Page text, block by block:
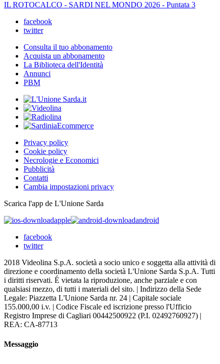
IL ROTOCALCO - SARDI NEL MONDO 2026 - Puntata 3
facebook
twitter
Consulta il tuo abbonamento
Acquista un abbonamento
La Biblioteca dell'Identità
Annunci
PBM
Privacy policy
Cookie policy
Necrologie e Economici
Pubblicità
Contatti
Cambia impostazioni privacy
Scarica l'app de L'Unione Sarda
apple
android
facebook
twitter
2018 Videolina S.p.A. società a socio unico e soggetta alla attività di
direzione e coordinamento della società L'Unione Sarda S.p.A. Tutti
i diritti riservati. É vietata la riproduzione, anche parziale e con
qualsiasi mezzo, di tutti i materiali del sito. | Indirizzo della Sede
Legale: Piazzetta L'Unione Sarda nr. 24 | Capitale sociale
155.000,00 i.v. | Codice Fiscale ed iscrizione presso l'Ufficio
Registro Imprese di Cagliari 00442500922 (P.I. 02492760927) |
REA: CA-87713
Messaggio